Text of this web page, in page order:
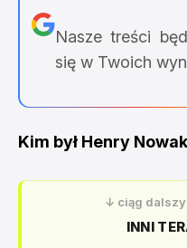
Nasze treści
się w Twoich
Kim był Henry
↓ ciąg dalszy
INNI